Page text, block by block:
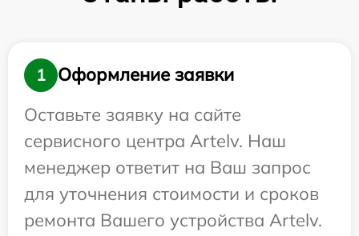
1
Оформление заявки
Оставьте заявку на сайте
сервисного центра Artelv. Наш
менеджер ответит на Ваш запрос
для уточнения стоимости и сроков
ремонта Вашего устройства Artelv.